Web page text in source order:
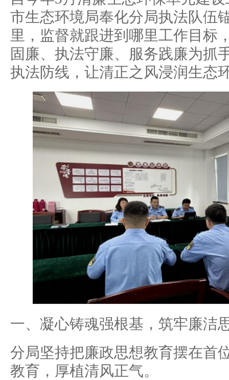
市生态环境局奉化分局执法队伍
里，监督就跟进到哪里工作目标
固廉、执法守廉、服务践廉为抓
执法防线，让清正之风浸润生态
一、凝心铸魂强根基，筑牢廉洁
分局坚持把廉政思想教育摆在首
教育，厚植清风正气。